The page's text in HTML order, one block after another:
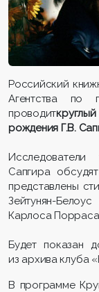
Российский
Агентства по
проводит
рождения Г.В.
Исследователи
Сапгира
представлены
Зейтунян-
Карлоса Порраса
Будет показан
из архива клуба
В программе